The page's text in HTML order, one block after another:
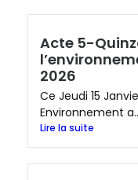
Acte 5-
2026
Ce Jeudi 15
Environnement
Lire la suite